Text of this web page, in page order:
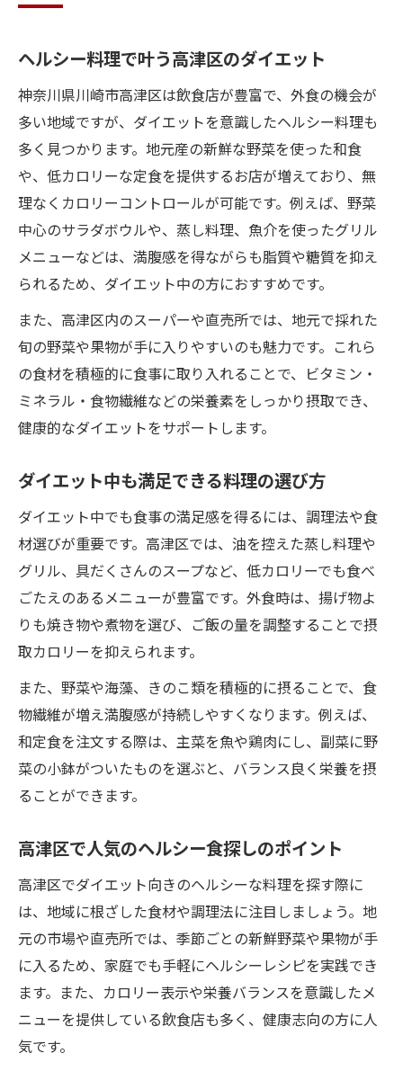
ヘルシー料理で叶う高津区のダイエット
神奈川県川崎市高津区は飲食店が豊富で、外食の機会が
多い地域ですが、ダイエットを意識したヘルシー料理も
多く見つかります。地元産の新鮮な野菜を使った和食
や、低カロリーな定食を提供するお店が増えており、無
理なくカロリーコントロールが可能です。例えば、野菜
中心のサラダボウルや、蒸し料理、魚介を使ったグリル
メニューなどは、満腹感を得ながらも脂質や糖質を抑え
られるため、ダイエット中の方におすすめです。
また、高津区内のスーパーや直売所では、地元で採れた
旬の野菜や果物が手に入りやすいのも魅力です。これら
の食材を積極的に食事に取り入れることで、ビタミン・
ミネラル・食物繊維などの栄養素をしっかり摂取でき、
健康的なダイエットをサポートします。
ダイエット中も満足できる料理の選び方
ダイエット中でも食事の満足感を得るには、調理法や食
材選びが重要です。高津区では、油を控えた蒸し料理や
グリル、具だくさんのスープなど、低カロリーでも食べ
ごたえのあるメニューが豊富です。外食時は、揚げ物よ
りも焼き物や煮物を選び、ご飯の量を調整することで摂
取カロリーを抑えられます。
また、野菜や海藻、きのこ類を積極的に摂ることで、食
物繊維が増え満腹感が持続しやすくなります。例えば、
和定食を注文する際は、主菜を魚や鶏肉にし、副菜に野
菜の小鉢がついたものを選ぶと、バランス良く栄養を摂
ることができます。
高津区で人気のヘルシー食探しのポイント
高津区でダイエット向きのヘルシーな料理を探す際に
は、地域に根ざした食材や調理法に注目しましょう。地
元の市場や直売所では、季節ごとの新鮮野菜や果物が手
に入るため、家庭でも手軽にヘルシーレシピを実践でき
ます。また、カロリー表示や栄養バランスを意識したメ
ニューを提供している飲食店も多く、健康志向の方に人
気です。